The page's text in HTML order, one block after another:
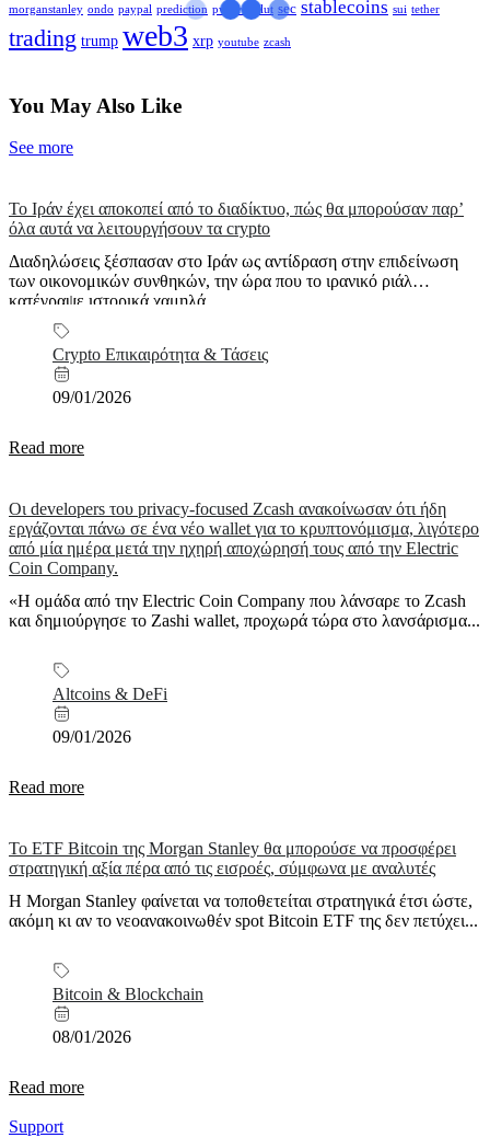
morganstanley ondo paypal prediction pwc revolut sec stablecoins sui tether
trading trump web3 xrp youtube zcash
You May Also Like
See more
Το Ιράν έχει αποκοπεί από το διαδίκτυο, πώς θα μπορούσαν παρ’
όλα αυτά να λειτουργήσουν τα crypto
Διαδηλώσεις ξέσπασαν στο Ιράν ως αντίδραση στην επιδείνωση
των οικονομικών συνθηκών, την ώρα που το ιρανικό ριάλ
κατέγραψε ιστορικά χαμηλά...
Crypto Επικαιρότητα & Τάσεις
09/01/2026
Read more
Οι developers του privacy-focused Zcash ανακοίνωσαν ότι ήδη
εργάζονται πάνω σε ένα νέο wallet για το κρυπτονόμισμα, λιγότερο
από μία ημέρα μετά την ηχηρή αποχώρησή τους από την Electric
Coin Company.
«Η ομάδα από την Electric Coin Company που λάνσαρε το Zcash
και δημιούργησε το Zashi wallet, προχωρά τώρα στο λανσάρισμα...
Altcoins & DeFi
09/01/2026
Read more
Το ETF Bitcoin της Morgan Stanley θα μπορούσε να προσφέρει
στρατηγική αξία πέρα από τις εισροές, σύμφωνα με αναλυτές
Η Morgan Stanley φαίνεται να τοποθετείται στρατηγικά έτσι ώστε,
ακόμη κι αν το νεοανακοινωθέν spot Bitcoin ETF της δεν πετύχει...
Bitcoin & Blockchain
08/01/2026
Read more
Support